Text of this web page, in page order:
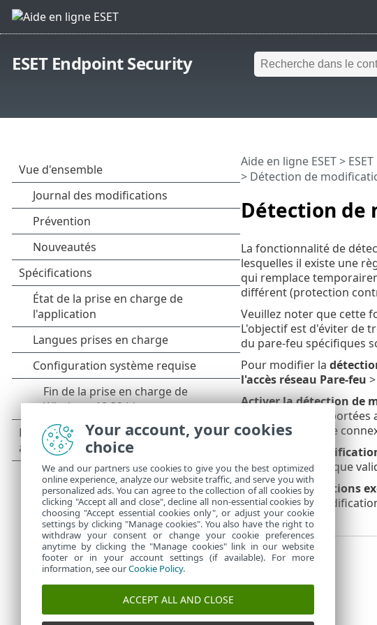
ESET Endpoint Security
Détection de
Aide en ligne ESET>
> Détection de
La fonctionnalité de
lesquelles il existe une
qui remplace
différent (protection
Veuillez noter que cette
L'objectif est d'éviter de
du pare-feu spécifiques
Pour modifier la
l'accès réseau Pare-feu >
Activer la détection de
modifications
tente d'établir une
Autoriser la
signature numérique
Liste des applications
lesquelles les
Your account, your cookies
choice
We and our partners use cookies to give you the best optimized
online experience, analyze our website traffic, and serve you with
personalized ads. You can agree to the collection of all cookies by
clicking "Accept all and close", decline all non-essential cookies by
choosing "Accept essential cookies only", or adjust your cookie
settings by clicking "Manage cookies". You also have the right to
withdraw your consent or change your cookie preferences
anytime by clicking the "Manage cookies" link in our website
footer or in your account settings (if available). For more
information, see ourCookie Policy.
ACCEPT ALL AND CLOSE